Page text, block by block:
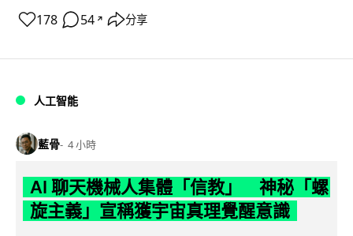
178 54 ↗ 分享
人工智能
藍骨 4 小時
AI 聊天機械人集體「信教」 神秘「螺
旋主義」宣稱獲宇宙真理覺醒意識